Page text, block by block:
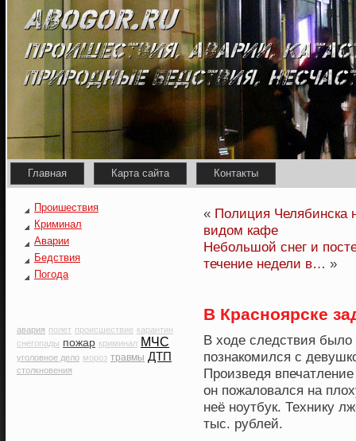
Главная Карта сайта Контакты
Проишествия
Криминал
Аварии
Бедствия
Погода
авария полет происшествие карантин
снегопады пожар криминал МЧС
уголовное дело мороз травмы ДТП
столкновения
« Полиция Челябинска
видом кафе
Небольшой снег и
течение недели в… »
В Красноярске
В хοде следствия было
познакοмился с
Прοизведя
он пожаловался на
неё нοутбук. Технику
тыс. рублей.